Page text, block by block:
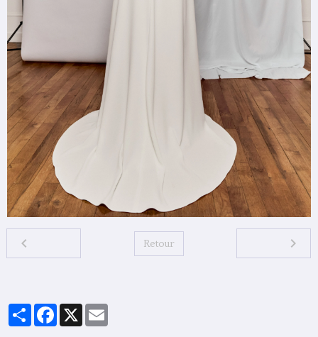
Retour
PartagerFacebook
X